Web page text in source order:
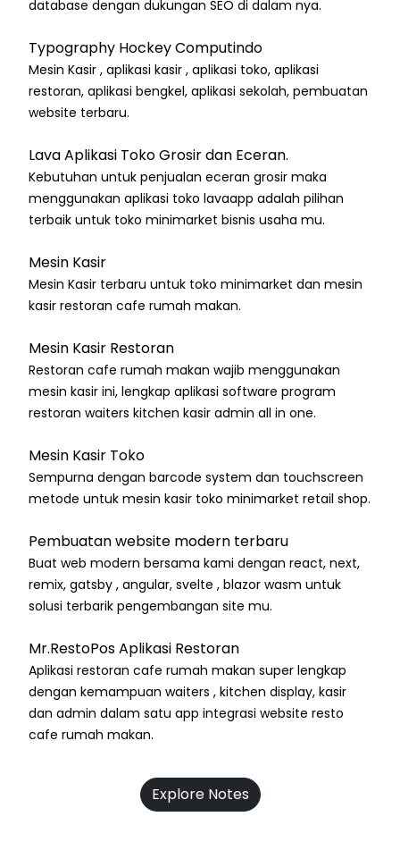
database dengan dukungan SEO di dalam nya.
Typography Hockey Computindo
Mesin Kasir , aplikasi kasir , aplikasi toko, aplikasi
restoran, aplikasi bengkel, aplikasi sekolah, pembuatan
website terbaru.
Lava Aplikasi Toko Grosir dan Eceran.
Kebutuhan untuk penjualan eceran grosir maka
menggunakan aplikasi toko lavaapp adalah pilihan
terbaik untuk toko minimarket bisnis usaha mu.
Mesin Kasir
Mesin Kasir terbaru untuk toko minimarket dan mesin
kasir restoran cafe rumah makan.
Mesin Kasir Restoran
Restoran cafe rumah makan wajib menggunakan
mesin kasir ini, lengkap aplikasi software program
restoran waiters kitchen kasir admin all in one.
Mesin Kasir Toko
Sempurna dengan barcode system dan touchscreen
metode untuk mesin kasir toko minimarket retail shop.
Pembuatan website modern terbaru
Buat web modern bersama kami dengan react, next,
remix, gatsby , angular, svelte , blazor wasm untuk
solusi terbarik pengembangan site mu.
Mr.RestoPos Aplikasi Restoran
Aplikasi restoran cafe rumah makan super lengkap
dengan kemampuan waiters , kitchen display, kasir
dan admin dalam satu app integrasi website resto
cafe rumah makan.
Explore Notes